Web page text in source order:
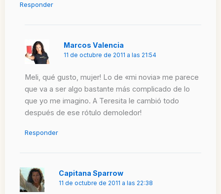
Responder
Marcos Valencia
11 de octubre de 2011 a las 21:54
Meli, qué gusto, mujer! Lo de «mi novia» me parece
que va a ser algo bastante más complicado de lo
que yo me imagino. A Teresita le cambió todo
después de ese rótulo demoledor!
Responder
Capitana Sparrow
11 de octubre de 2011 a las 22:38